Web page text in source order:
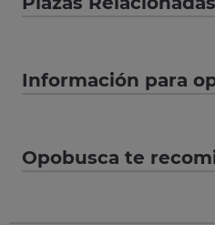
Información para
Opobusca te